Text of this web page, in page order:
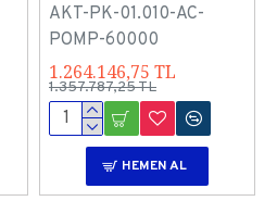
AKT-PK-01.010-AC-
POMP-60000
1.264.146,75 TL
1.357.787,25 TL
HEMEN AL